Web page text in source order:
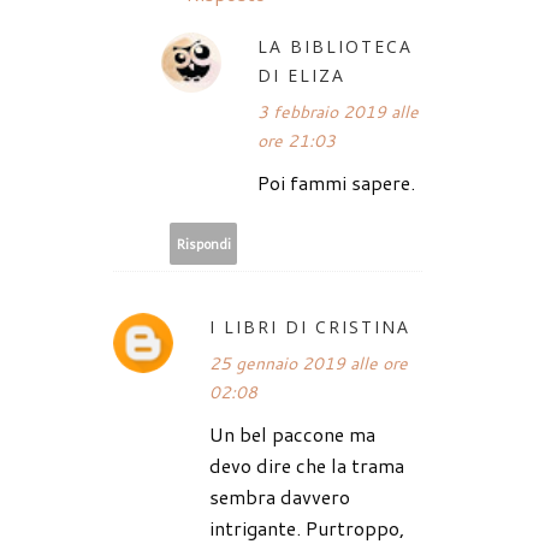
LA BIBLIOTECA
DI ELIZA
3 febbraio 2019 alle
ore 21:03
Poi fammi sapere.
Rispondi
I LIBRI DI CRISTINA
25 gennaio 2019 alle ore
02:08
Un bel paccone ma
devo dire che la trama
sembra davvero
intrigante. Purtroppo,